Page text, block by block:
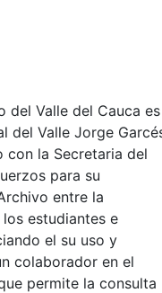
del Valle del Cauca es
del Valle Jorge
con la Secretaria del
para su
entre la
estudiantes e
el su uso y
colaborador en el
permite la consulta